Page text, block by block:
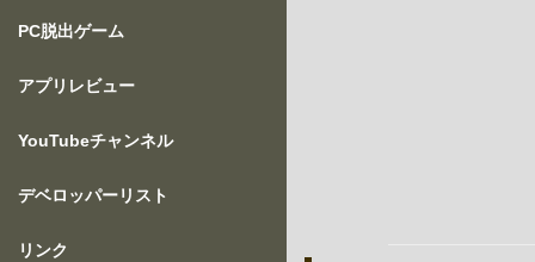
PC脱出ゲーム
アプリレビュー
YouTubeチャンネル
デベロッパーリスト
リンク